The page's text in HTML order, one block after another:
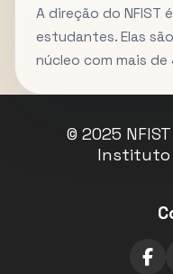
A direção do NFIST
estudantes. Elas
núcleo com mais
© 2025
Instituto